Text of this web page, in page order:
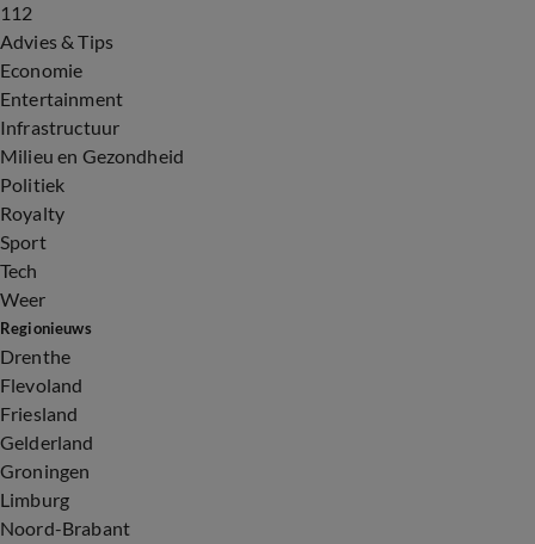
112
Advies & Tips
Economie
Entertainment
Infrastructuur
Milieu en Gezondheid
Politiek
Royalty
Sport
Tech
Weer
Regionieuws
Drenthe
Flevoland
Friesland
Gelderland
Groningen
Limburg
Noord-Brabant